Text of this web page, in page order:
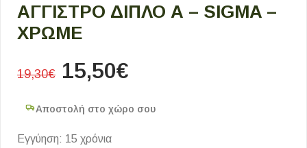
ΑΓΓΙΣΤΡΟ ΔΙΠΛΟ Α – SIGMA –
ΧΡΩΜΕ
19,30€ 15,50€
Αποστολή στο χώρο σου
Εγγύηση: 15 χρόνια